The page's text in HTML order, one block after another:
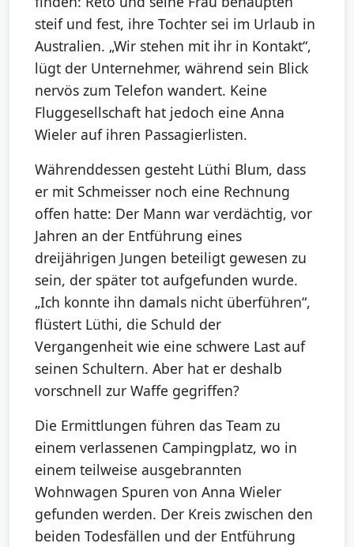
steif und fest, ihre Tochter sei im Urlaub in
Australien. „Wir stehen mit ihr in Kontakt“,
lügt der Unternehmer, während sein Blick
nervös zum Telefon wandert. Keine
Fluggesellschaft hat jedoch eine Anna
Wieler auf ihren Passagierlisten.
Währenddessen gesteht Lüthi Blum, dass
er mit Schmeisser noch eine Rechnung
offen hatte: Der Mann war verdächtig, vor
Jahren an der Entführung eines
dreijährigen Jungen beteiligt gewesen zu
sein, der später tot aufgefunden wurde.
„Ich konnte ihn damals nicht überführen“,
flüstert Lüthi, die Schuld der
Vergangenheit wie eine schwere Last auf
seinen Schultern. Aber hat er deshalb
vorschnell zur Waffe gegriffen?
Die Ermittlungen führen das Team zu
einem verlassenen Campingplatz, wo in
einem teilweise ausgebrannten
Wohnwagen Spuren von Anna Wieler
gefunden werden. Der Kreis zwischen den
beiden Todesfällen und der Entführung